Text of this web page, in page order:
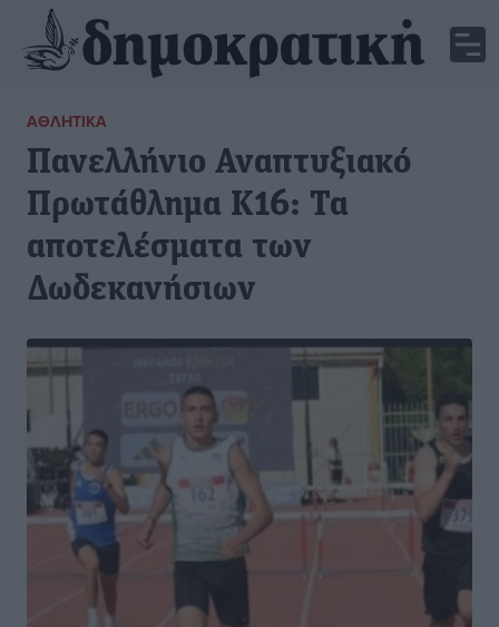
ΑΘΛΗΤΙΚΆ
Πανελλήνιο Αναπτυξιακό
Πρωτάθλημα Κ16: Τα
αποτελέσματα των
Δωδεκανήσιων